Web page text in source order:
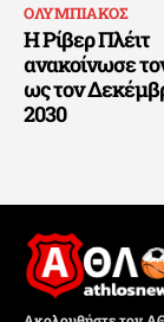
ΟΛΥΜΠΙΑΚΟΣ
Η Ρίβερ Πλέιτ
ανακοίνωσε
ως τον
2030